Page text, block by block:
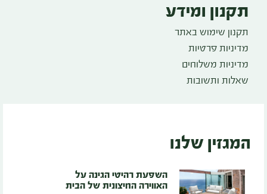
תקנון ומידע
תקנון שימוש באתר
מדיניות פרטיות
מדיניות משלוחים
שאלות ותשובות
המגזין שלנו
השפעת רהיטי הגינה על
האווירה החיצונית של הבית